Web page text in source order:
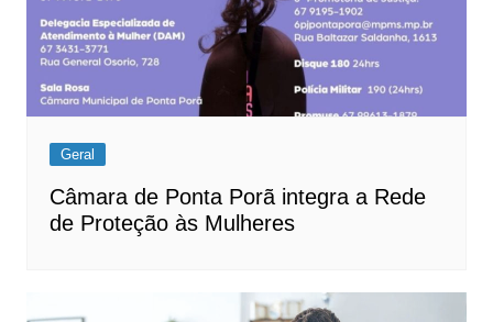
Geral
Câmara de Ponta Porã integra a Rede
de Proteção às Mulheres